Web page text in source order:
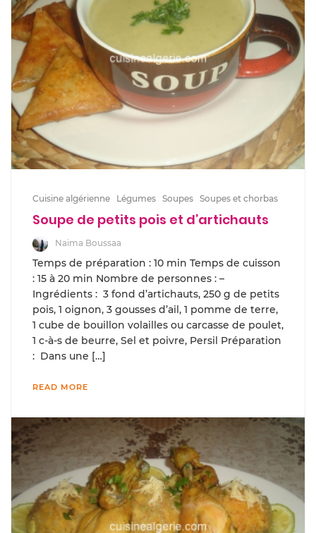
Cuisine algérienne Légumes Soupes Soupes et chorbas
Soupe de petits pois et d’artichauts
Naima Boussaa
Temps de préparation : 10 min Temps de cuisson
: 15 à 20 min Nombre de personnes : –
Ingrédients : 3 fond d’artichauts, 250 g de petits
pois, 1 oignon, 3 gousses d’ail, 1 pomme de terre,
1 cube de bouillon volailles ou carcasse de poulet,
1 c-à-s de beurre, Sel et poivre, Persil Préparation
: Dans une […]
READ MORE